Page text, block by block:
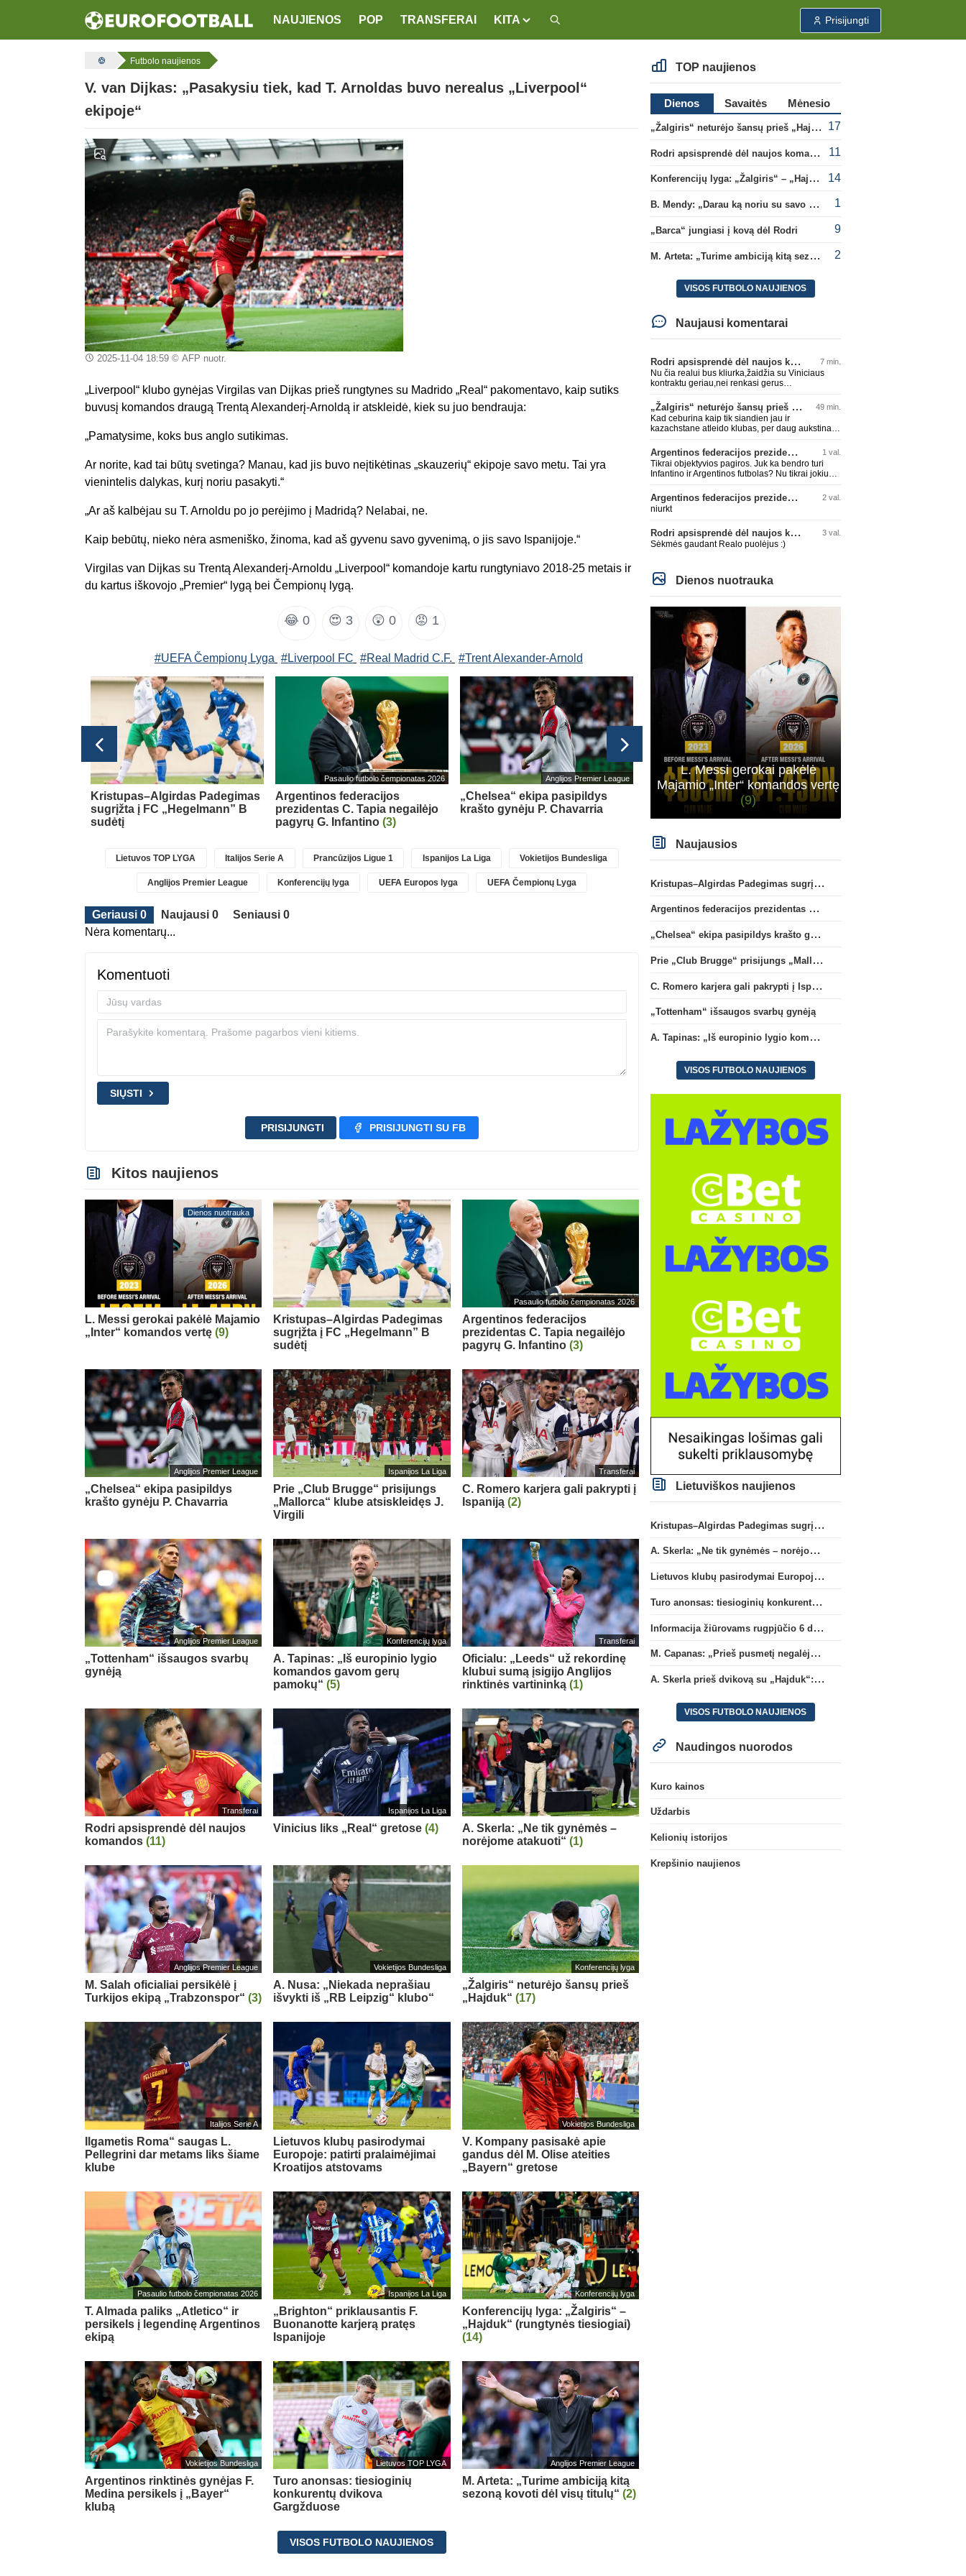
NAUJIENOS POP TRANSFERAI KITA Prisijungti
Futbolo naujienos
V. van Dijkas: „Pasakysiu tiek, kad T. Arnoldas buvo nerealus „Liverpool“
ekipoje“
2025-11-04 18:59© AFP nuotr.
„Liverpool“ klubo gynėjas Virgilas van Dijkas prieš rungtynes su Madrido „Real“ pakomentavo, kaip sutiks
buvusį komandos draugą Trentą Alexanderį-Arnoldą ir atskleidė, kiek su juo bendrauja:
„Pamatysime, koks bus anglo sutikimas.
Ar norite, kad tai būtų svetinga? Manau, kad jis buvo neįtikėtinas „skauzerių“ ekipoje savo metu. Tai yra
vienintelis dalykas, kurį noriu pasakyti.“
„Ar aš kalbėjau su T. Arnoldu po jo perėjimo į Madridą? Nelabai, ne.
Kaip bebūtų, nieko nėra asmeniško, žinoma, kad aš gyvenu savo gyvenimą, o jis savo Ispanijoje.“
Virgilas van Dijkas su Trentą Alexanderį-Arnoldu „Liverpool“ komandoje kartu rungtyniavo 2018-25 metais ir
du kartus iškovojo „Premier“ lygą bei Čempionų lygą.
😂 0 😍 3 😲 0 😡 1
#UEFA Čempionų Lyga #Liverpool FC #Real Madrid C.F. #Trent Alexander-Arnold
Kristupas–Algirdas Padegimas
sugrįžta į FC „Hegelmann” B
sudėtį
Pasaulio futbolo čempionatas 2026
Argentinos federacijos
prezidentas C. Tapia negailėjo
pagyrų G. Infantino (3)
Anglijos Premier League
„Chelsea“ ekipa pasipildys
krašto gynėju P. Chavarria
Transferai
C. Romero karjera gali pakrypti
į Ispaniją (2)
„Tottenham“ išsaugos
Lietuvos TOP LYGA Italijos Serie A Prancūzijos Ligue 1 Ispanijos La Liga Vokietijos Bundesliga
Anglijos Premier League Konferencijų lyga UEFA Europos lyga UEFA Čempionų Lyga
Geriausi 0 Naujausi 0
Seniausi 0
Nėra komentarų...
Komentuoti
SIŲSTI
PRISIJUNGTI PRISIJUNGTI SU FB
Kitos naujienos
Dienos nuotrauka
L. Messi gerokai pakėlė Majamio
„Inter“ komandos vertę (9)
Kristupas–Algirdas Padegimas
sugrįžta į FC „Hegelmann” B
sudėtį
Pasaulio futbolo čempionatas 2026
Argentinos federacijos
prezidentas C. Tapia negailėjo
pagyrų G. Infantino (3)
Anglijos Premier League
„Chelsea“ ekipa pasipildys
krašto gynėju P. Chavarria
Ispanijos La Liga
Prie „Club Brugge“ prisijungs
„Mallorca“ klube atsiskleidęs J.
Virgili
Transferai
C. Romero karjera gali pakrypti į
Ispaniją (2)
Anglijos Premier League
„Tottenham“ išsaugos svarbų
gynėją
Konferencijų lyga
A. Tapinas: „Iš europinio lygio
komandos gavom gerų
pamokų“(5)
Transferai
Oficialu: „Leeds“ už rekordinę
klubui sumą įsigijo Anglijos
rinktinės vartininką (1)
Transferai
Rodri apsisprendė dėl naujos
komandos (11)
Ispanijos La Liga
Vinicius liks „Real“ gretose(4)
A. Skerla: „Ne tik gynėmės –
norėjome atakuoti“ (1)
Anglijos Premier League
M. Salah oficialiai persikėlė į
Turkijos ekipą „Trabzonspor“ (3)
Vokietijos Bundesliga
A. Nusa: „Niekada neprašiau
išvykti iš „RB Leipzig“ klubo“
Konferencijų lyga
„Žalgiris“ neturėjo šansų prieš
„Hajduk“ (17)
Italijos Serie A
Ilgametis Roma“ saugas L.
Pellegrini dar metams liks šiame
klube
Lietuvos klubų pasirodymai
Europoje: patirti pralaimėjimai
Kroatijos atstovams
Vokietijos Bundesliga
V. Kompany pasisakė apie
gandus dėl M. Olise ateities
„Bayern“ gretose
Pasaulio futbolo čempionatas 2026
T. Almada paliks „Atletico“ ir
persikels į legendinę Argentinos
ekipą
Ispanijos La Liga
„Brighton“ priklausantis F.
Buonanotte karjerą pratęs
Ispanijoje
Konferencijų lyga
Konferencijų lyga: „Žalgiris“ –
„Hajduk“ (rungtynės tiesiogiai)
(14)
Vokietijos Bundesliga
Argentinos rinktinės gynėjas F.
Medina persikels į „Bayer“
klubą
Lietuvos TOP LYGA
Turo anonsas: tiesioginių
konkurentų dvikova
Gargžduose
Anglijos Premier League
M. Arteta: „Turime ambiciją kitą
sezoną kovoti dėl visų titulų“ (2)
VISOS FUTBOLO NAUJIENOS
TOP naujienos
Dienos Savaitės
Mėnesio
„Žalgiris“ neturėjo šansų prieš „Hajduk“
17
Rodri apsisprendė dėl naujos komandos 11
Konferencijų lyga: „Žalgiris“ – „Hajduk“ (rungtynės tiesiogiai) 14
B. Mendy: „Darau ką noriu su savo pasaulio čempionato titulu“ 1
„Barca“ jungiasi į kovą dėl Rodri 9
M. Arteta: „Turime ambiciją kitą sezoną kovoti dėl visų titulų“ 2
VISOS FUTBOLO NAUJIENOS
Naujausi komentarai
Rodri apsisprendė dėl naujos komandos 7 min.
Nu čia realui bus kliurka,žaidžia su Viniciaus
kontraktu geriau,nei renkasi gerus
„Žalgiris“ neturėjo šansų prieš „Hajduk“ 49 min.
Kad ceburina kaip tik siandien jau ir
kazachstane atleido klubas, per daug aukstinat
Argentinos federacijos prezidentas C. Tapia negailėjo pagyrų G. Infantino 1 val.
Tikrai objektyvios pagiros. Juk ka bendro turi
Infantino ir Argentinos futbolas? Nu tikrai jokiu
Argentinos federacijos prezidentas C. Tapia negailėjo pagyrų G. Infantino 2 val.
niurkt
Rodri apsisprendė dėl naujos komandos 3 val.
Sėkmės gaudant Realo puolėjus :)
Dienos nuotrauka
L. Messi gerokai pakėlė
Majamio „Inter“ komandos vertę
(9)
Naujausios
Kristupas–Algirdas Padegimas sugrįžta į FC „Hegelmann” B sudėtį
Argentinos federacijos prezidentas C. Tapia negailėjo pagyrų G. Infantino
„Chelsea“ ekipa pasipildys krašto gynėju P. Chavarria
Prie „Club Brugge“ prisijungs „Mallorca“ klube atsiskleidęs J. Virgili
C. Romero karjera gali pakrypti į Ispaniją
„Tottenham“ išsaugos svarbų gynėją
A. Tapinas: „Iš europinio lygio komandos gavom gerų pamokų“
VISOS FUTBOLO NAUJIENOS
Lietuviškos naujienos
Kristupas–Algirdas Padegimas sugrįžta į FC „Hegelmann” B sudėtį
A. Skerla: „Ne tik gynėmės – norėjome atakuoti“
Lietuvos klubų pasirodymai Europoje: patirti pralaimėjimai Kroatijos atstovams
Turo anonsas: tiesioginių konkurentų dvikova Gargžduose
Informacija žiūrovams rugpjūčio 6 d. UEFA rungtynėms
M. Capanas: „Prieš pusmetį negalėjau net įsivaizduoti, kad žaisime prieš „Hajduk“
A. Skerla prieš dvikovą su „Hajduk“: „Tai kito kalibro komanda“
VISOS FUTBOLO NAUJIENOS
Naudingos nuorodos
Kuro kainos
Uždarbis
Kelionių istorijos
Krepšinio naujienos